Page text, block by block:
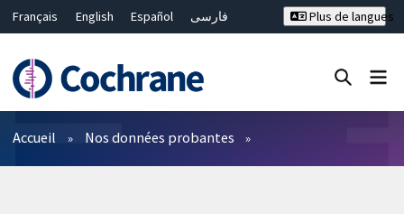
Français English Español
فارسی
Bahasa Malaysia
ไทย
繁體中文
简体中文
Plus de langues
Filtres
Accueil Nos données probantes